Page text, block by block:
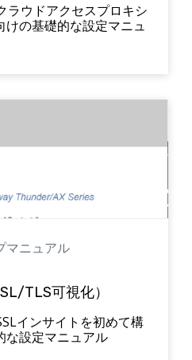
ウドアクセスプロキシ
けの基礎的な設定マニュ
マニュアル
TLS可視化）
インサイトを初めて構
な設定マニュアル